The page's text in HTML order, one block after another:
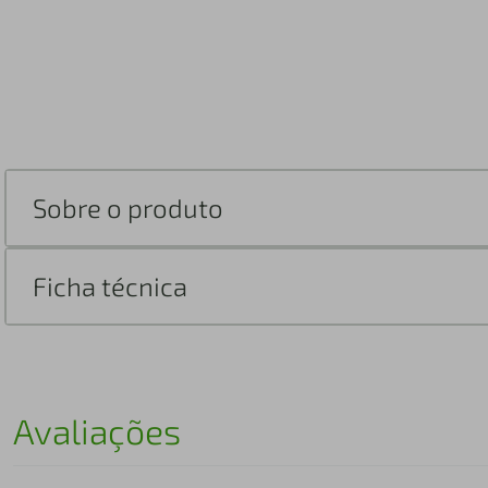
Sobre o produto
Ficha técnica
Avaliações